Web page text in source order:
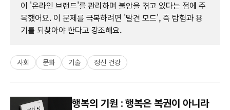
이 '온라인 브랜드'를 관리하며 불안을 겪고 있다는 점에 주
목했어요. 이 문제를 극복하려면 '발견 모드', 즉 탐험과 용
기를 되찾아야 한다고 강조해요.
사회 문화 기술 정신 건강
행복의 기원 : 행복은 복권이 아니라